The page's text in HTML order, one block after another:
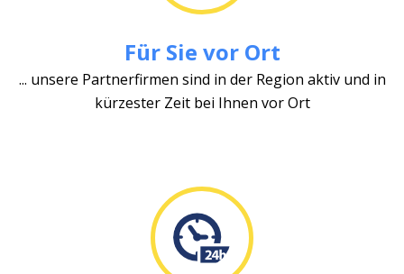
Für Sie vor Ort
... unsere Partnerfirmen sind in der Region aktiv und in
kürzester Zeit bei Ihnen vor Ort